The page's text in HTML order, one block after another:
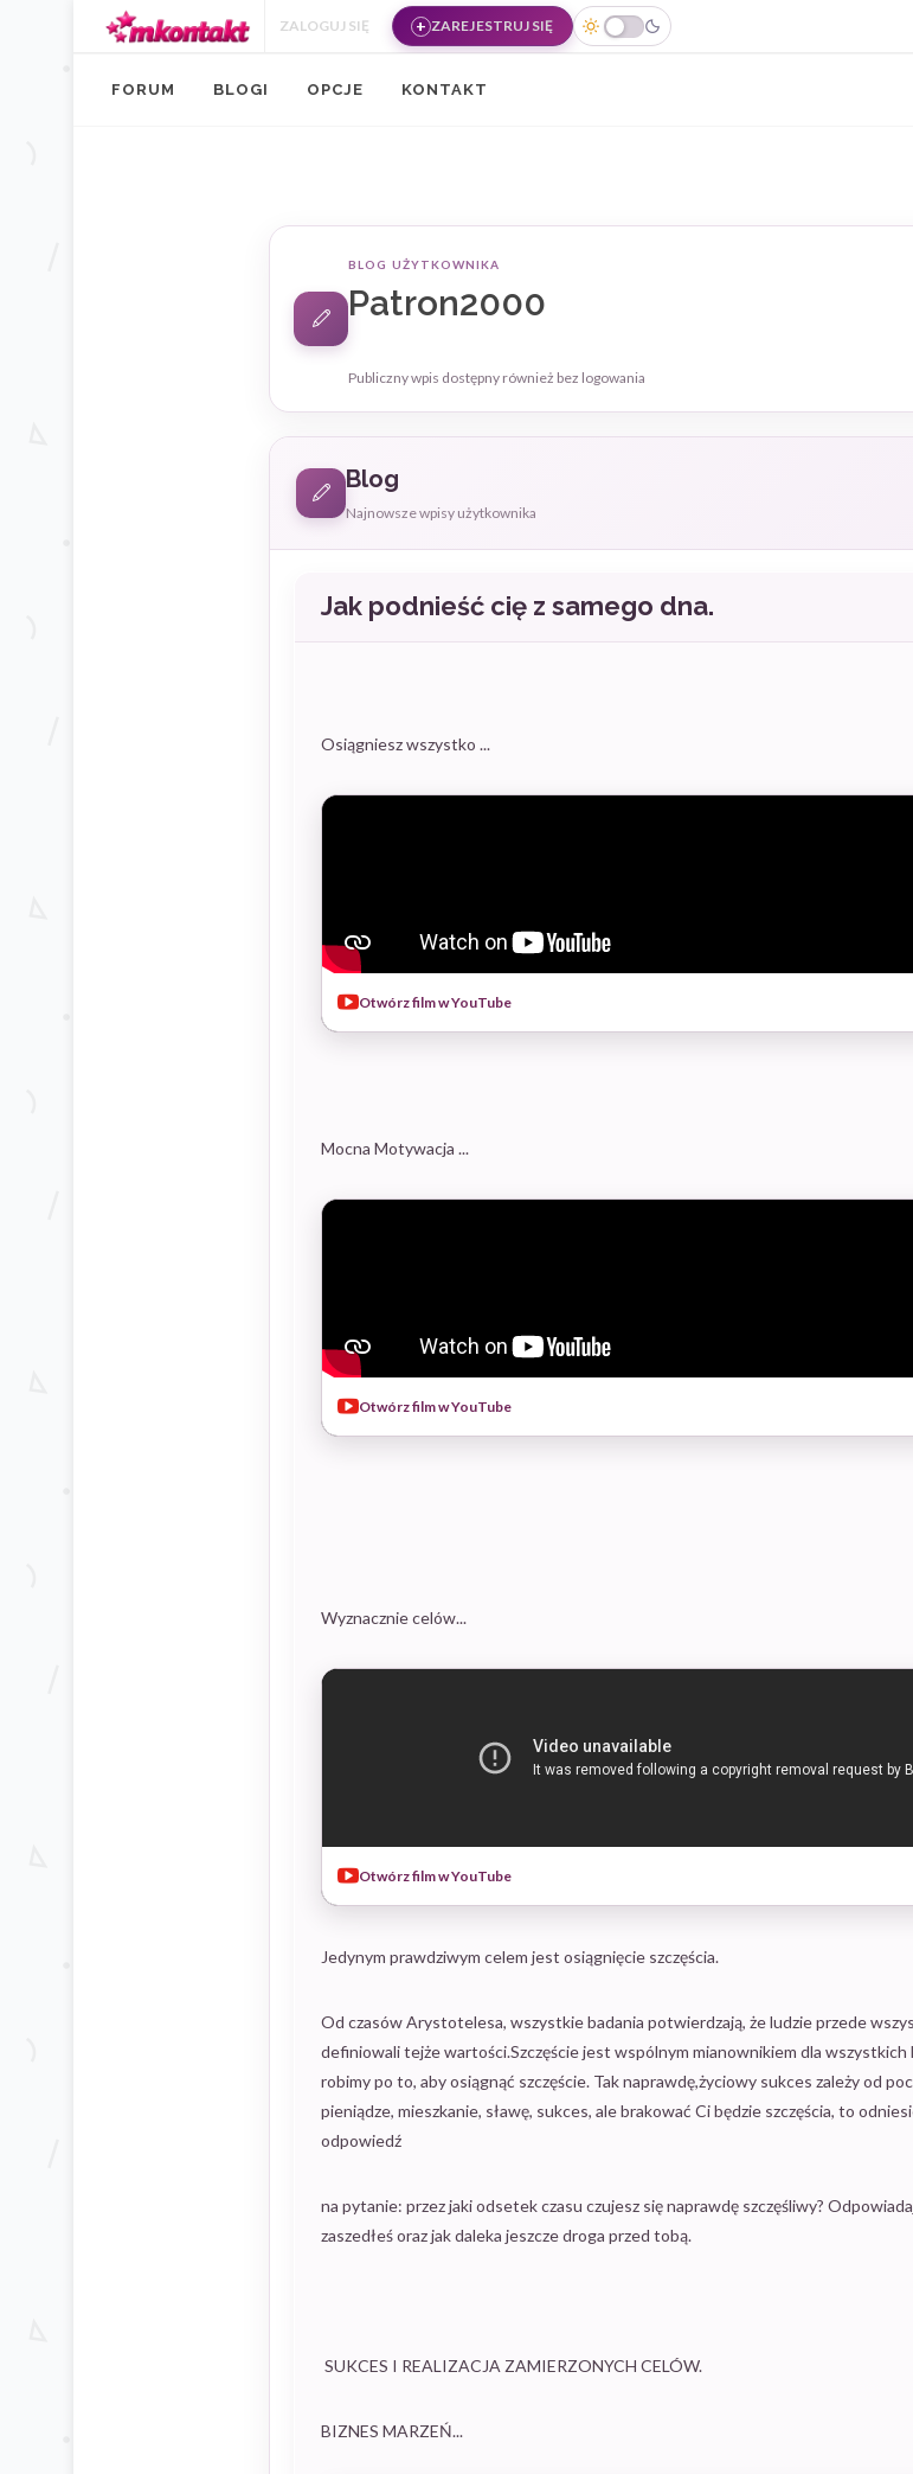
ZALOGUJ SIĘ
ZAREJESTRUJ SIĘ
FORUM BLOGI OPCJE KONTAKT
BLOG UŻYTKOWNIKA
Patron2000
Publiczny wpis dostępny również bez logowania
Blog
Najnowsze wpisy użytkownika
Jak podnieść cię z samego dna.
Osiągniesz wszystko ...
Otwórz film w YouTube
Mocna Motywacja ...
Otwórz film w YouTube
Wyznacznie celów...
Otwórz film w YouTube
Jedynym prawdziwym celem jest osiągnięcie szczęścia.
Od czasów Arystotelesa, wszystkie badania potwierdzają, że ludzie przede
definiowali tejże wartości.Szczęście jest wspólnym mianownikiem dla
robimy po to, aby osiągnąć szczęście. Tak naprawdę,życiowy sukces zależy od
pieniądze, mieszkanie, sławę, sukces, ale brakować Ci będzie szczęścia, to
odpowiedź
na pytanie: przez jaki odsetek czasu czujesz się naprawdę szczęśliwy?
zaszedłeś oraz jak daleka jeszcze droga przed tobą.
SUKCES I REALIZACJA ZAMIERZONYCH CELÓW.
BIZNES MARZEŃ...